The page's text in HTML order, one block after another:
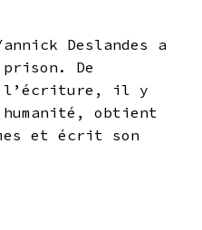
Deslandes a
prison. De
l’écriture, il y
obtient
et écrit son